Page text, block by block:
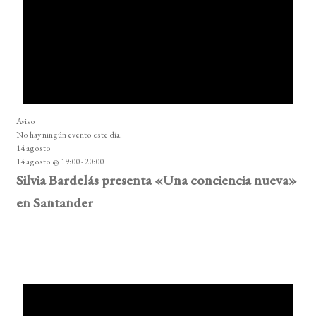
Aviso
No hay ningún evento este día.
14 agosto
14 agosto @ 19:00-20:00
Silvia Bardelás presenta «Una conciencia nueva»
en Santander